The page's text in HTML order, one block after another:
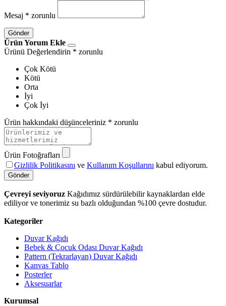
Mesaj * zorunlu
Gönder
Ürün Yorum Ekle
Ürünü Değerlendirin * zorunlu
Çok Kötü
Kötü
Orta
İyi
Çok İyi
Ürün hakkındaki düşünceleriniz * zorunlu
Ürün Fotoğrafları
Gizlilik Politikasını ve Kullanım Koşullarını kabul ediyorum.
Gönder
Çevreyi seviyoruz Kağıdımız sürdürülebilir kaynaklardan elde
ediliyor ve tonerimiz su bazlı olduğundan %100 çevre dostudur.
Kategoriler
Duvar Kağıdı
Bebek & Çocuk Odası Duvar Kağıdı
Pattern (Tekrarlayan) Duvar Kağıdı
Kanvas Tablo
Posterler
Aksesuarlar
Kurumsal